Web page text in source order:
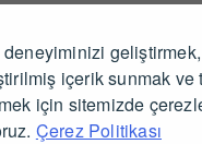
deneyiminizi geliştirmek,
içerik sunmak ve
için sitemizde
Çerez Politikası
20 ml Contalı 18G